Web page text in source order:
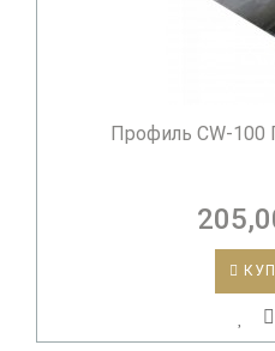
Профиль CW-